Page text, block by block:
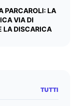
PARCAROLI: LA
VIA DI
LA DISCARICA
TUTTI